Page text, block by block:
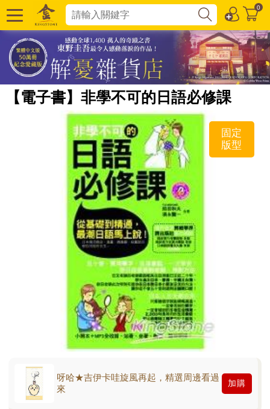
0
【電子書】非學不可的日語必修課
固定
版型
呀哈★吉伊卡哇旋風再起，精選周邊看過
來
加購